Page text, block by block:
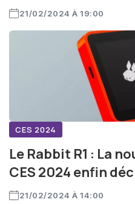
21/02/2024 À 19:00
CES 2024
Le Rabbit R1 : La
CES 2024 enfin
21/02/2024 À 14:00